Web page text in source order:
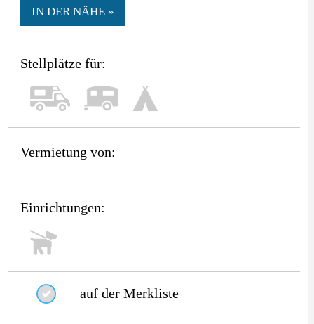
IN DER NÄHE »
Stellplätze für:
Vermietung von:
Einrichtungen:
auf der Merkliste